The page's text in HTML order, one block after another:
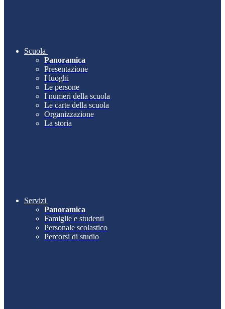
Scuola
Panoramica
Presentazione
I luoghi
Le persone
I numeri della scuola
Le carte della scuola
Organizzazione
La storia
Servizi
Panoramica
Famiglie e studenti
Personale scolastico
Percorsi di studio